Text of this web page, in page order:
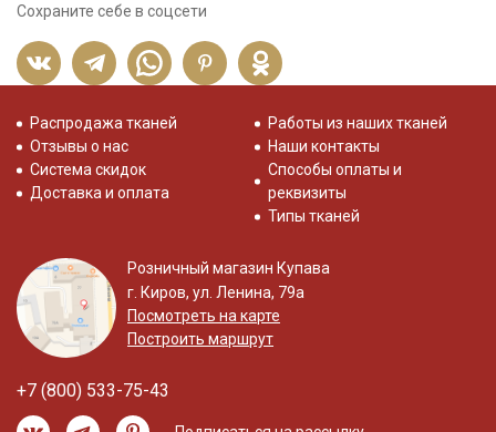
Сохраните себе в соцсети
Распродажа тканей
Отзывы о нас
Система скидок
Доставка и оплата
Работы из наших тканей
Наши контакты
Способы оплаты и
реквизиты
Типы тканей
Розничный магазин Купава
г. Киров, ул. Ленина, 79а
Посмотреть на карте
Построить маршрут
+7 (800) 533-75-43